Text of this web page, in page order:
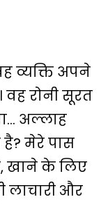
व्यक्ति अपने
रोनी सूरत
अल्लाह
मेरे पास
खाने के लिए
लाचारी और